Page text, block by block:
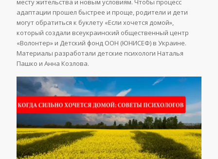
адаптации прошел быстрее и проще, родители и дети
могут обратиться к буклету «Если хочется домой»,
который создали всеукраинский общественный центр
«Волонтер» и Детский фонд ООН (ЮНИСЕФ) в Украине.
Материалы разработали детские психологи Наталья
Пашко и Анна Козлова.